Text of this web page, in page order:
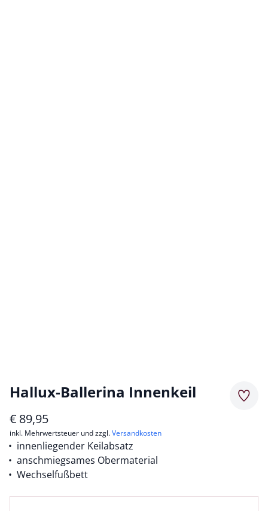
Hallux-Ballerina Innenkeil
€ 89,95
inkl. Mehrwertsteuer und zzgl.Versandkosten
innenliegender Keilabsatz
anschmiegsames Obermaterial
Wechselfußbett